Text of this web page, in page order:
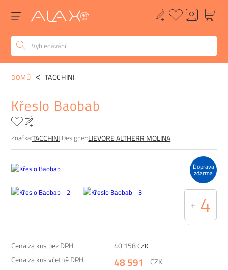
POPIS ALTERNATIVY
DOMŮ TACCHINI
Křeslo Baobab
Značka:TACCHINI Designér:LIEVORE ALTHERR MOLINA
+ 4
Doprava
zdarma
Cena za kus bez DPH 40 158CZK
Cena za kus včetně DPH
48 591
CZK